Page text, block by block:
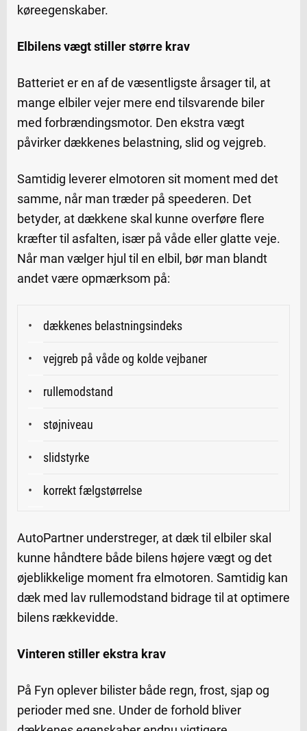
køreegenskaber.
Elbilens vægt stiller større krav
Batteriet er en af de væsentligste årsager til, at
mange elbiler vejer mere end tilsvarende biler
med forbrændingsmotor. Den ekstra vægt
påvirker dækkenes belastning, slid og vejgreb.
Samtidig leverer elmotoren sit moment med det
samme, når man træder på speederen. Det
betyder, at dækkene skal kunne overføre flere
kræfter til asfalten, især på våde eller glatte veje.
Når man vælger hjul til en elbil, bør man blandt
andet være opmærksom på:
dækkenes belastningsindeks
vejgreb på våde og kolde vejbaner
rullemodstand
støjniveau
slidstyrke
korrekt fælgstørrelse
AutoPartner understreger, at dæk til elbiler skal
kunne håndtere både bilens højere vægt og det
øjeblikkelige moment fra elmotoren. Samtidig kan
dæk med lav rullemodstand bidrage til at optimere
bilens rækkevidde.
Vinteren stiller ekstra krav
På Fyn oplever bilister både regn, frost, sjap og
perioder med sne. Under de forhold bliver